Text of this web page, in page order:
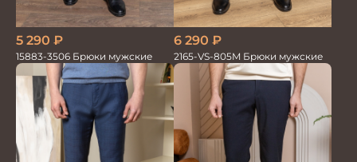
5 290 ₽
15883-3506 Брюки мужские
6 290 ₽
2165-VS-805M Брюки мужские